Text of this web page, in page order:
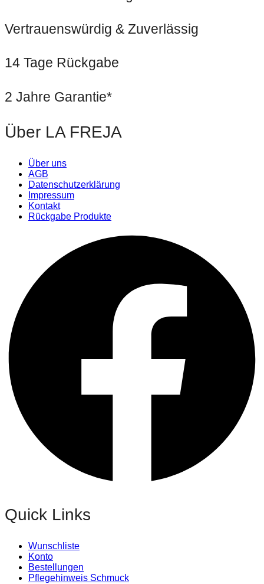
Vertrauenswürdig & Zuverlässig
14 Tage Rückgabe
2 Jahre Garantie*
Über LA FREJA
Über uns
AGB
Datenschutzerklärung
Impressum
Kontakt
Rückgabe Produkte
Quick Links
Wunschliste
Konto
Bestellungen
Pflegehinweis Schmuck